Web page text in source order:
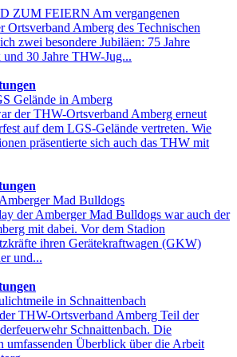
ZUM FEIERN Am vergangenen
Ortsverband Amberg des Technischen
zwei besondere Jubiläen: 75 Jahre
30 Jahre THW-Jug...
Gelände in Amberg
der THW-Ortsverband Amberg erneut
auf dem LGS-Gelände vertreten. Wie
präsentierte sich auch das THW mit
Mad Bulldogs
der Amberger Mad Bulldogs war auch der
mit dabei. Vor dem Stadion
ihren Gerätekraftwagen (GKW)
und...
in Schnaittenbach
THW-Ortsverband Amberg Teil der
Schnaittenbach. Die
umfassenden Überblick über die Arbeit